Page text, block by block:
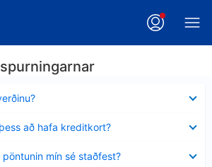
að hafa kreditkort?
mín sé staðfest?